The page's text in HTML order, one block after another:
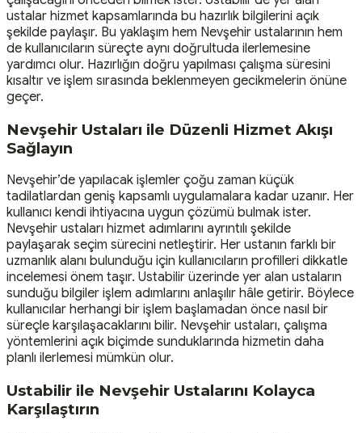
ustalar hizmet kapsamlarında bu hazırlık bilgilerini açık
şekilde paylaşır. Bu yaklaşım hem Nevşehir ustalarının hem
de kullanıcıların süreçte aynı doğrultuda ilerlemesine
yardımcı olur. Hazırlığın doğru yapılması çalışma süresini
kısaltır ve işlem sırasında beklenmeyen gecikmelerin önüne
geçer.
Nevşehir Ustaları ile Düzenli Hizmet Akışı
Sağlayın
Nevşehir’de yapılacak işlemler çoğu zaman küçük
tadilatlardan geniş kapsamlı uygulamalara kadar uzanır. Her
kullanıcı kendi ihtiyacına uygun çözümü bulmak ister.
Nevşehir ustaları hizmet adımlarını ayrıntılı şekilde
paylaşarak seçim sürecini netleştirir. Her ustanın farklı bir
uzmanlık alanı bulunduğu için kullanıcıların profilleri dikkatle
incelemesi önem taşır. Ustabilir üzerinde yer alan ustaların
sunduğu bilgiler işlem adımlarını anlaşılır hâle getirir. Böylece
kullanıcılar herhangi bir işlem başlamadan önce nasıl bir
süreçle karşılaşacaklarını bilir. Nevşehir ustaları, çalışma
yöntemlerini açık biçimde sunduklarında hizmetin daha
planlı ilerlemesi mümkün olur.
Ustabilir ile Nevşehir Ustalarını Kolayca
Karşılaştırın